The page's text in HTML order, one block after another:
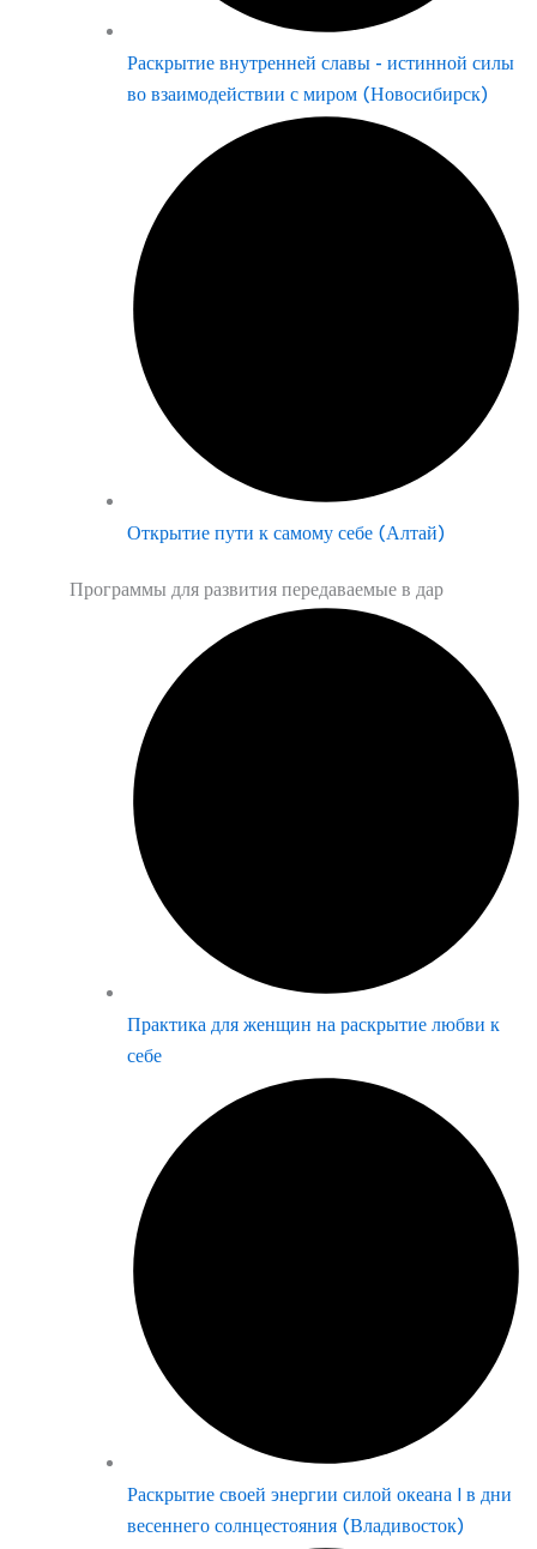
Раскрытие внутренней славы - истинной силы
во взаимодействии с миром (Новосибирск)
Открытие пути к самому себе (Алтай)
Программы для развития передаваемые в дар
Практика для женщин на раскрытие любви к
себе
Раскрытие своей энергии силой океана | в дни
весеннего солнцестояния (Владивосток)